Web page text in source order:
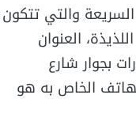
والتي تتكون
العنوان
بجوار شارع
الخاص به هو